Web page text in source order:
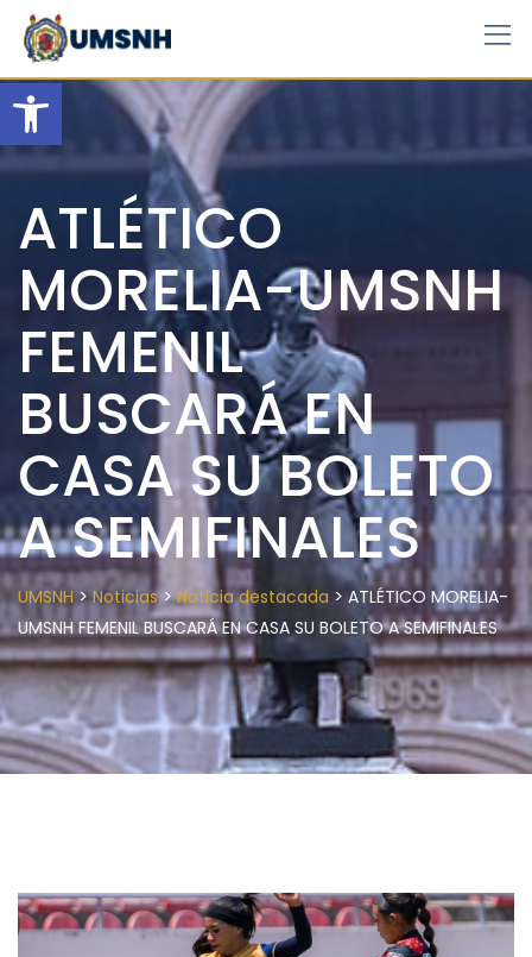
Open toolbar
Skip
content
ATLÉTICO
MORELIA-UMSNH
FEMENIL
BUSCARÁ EN
CASA SU BOLETO
A SEMIFINALES
UMSNH>Noticias>Noticia destacada > ATLÉTICO MORELIA-
UMSNH FEMENIL BUSCARÁ EN CASA SU BOLETO A SEMIFINALES